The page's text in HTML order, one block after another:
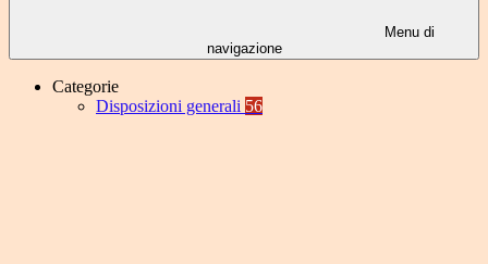
Menu di
navigazione
Categorie
Disposizioni generali 56